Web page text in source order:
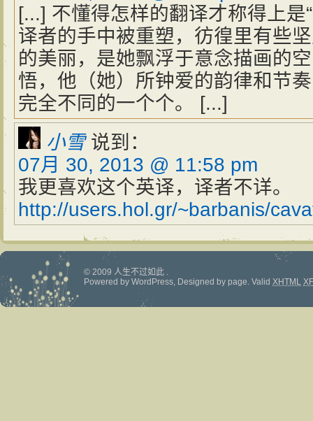
[...] 不懂得怎样的翻译才称得上是
译者的手中被重塑，彷徨里有些
的美丽，是她飘浮于意念描画的
悟，他（她）所钟爱的韵律和节
完全不同的一个个。 [...]
小雪 说到：
07月 30, 2013 @ 11:58 pm
我更喜欢这个英译，译者不详。
http://users.hol.gr/~barbanis/
© 2009 人生不过如此 .
Powered by WordPress, Designed by page. Valid XHTML